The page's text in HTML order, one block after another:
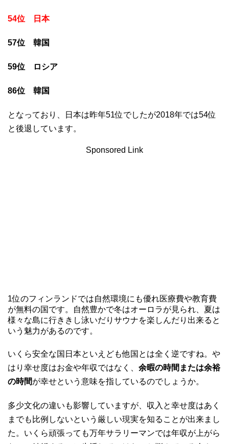
54位 日本
57位 韓国
59位 ロシア
86位 韓国
となっており、日本は昨年51位でしたが2018年では54位
と後退しています。
Sponsored Link
1位のフィンランドでは自然環境にも優れ医療費や教育費
が無料の国です。自然豊かで冬はオーロラが見られ、夏は
様々な島に行ききし泳いだりサウナを楽しんだり出来ると
いう魅力があるのです。
いくら安全な国日本といえども他国とは全く逆ですね。や
はり幸せ度はお金や年収ではなく、 余暇の時間または余裕
の時間が幸せという意味を指しているのでしょうか。
多少文化の違いも影響していますが、収入と幸せ度はあく
までも比例しないという厳しい現実を知ることが出来まし
た。いくら頑張っても万年サラリーマンでは年収が上がら